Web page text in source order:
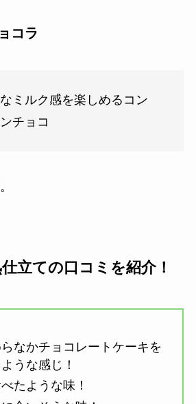
コラ
ミルク感を楽しめるコン
チョコ
仕立ての口コミを紹介！
なかチョコレートケーキを
うな感じ！
たような味！